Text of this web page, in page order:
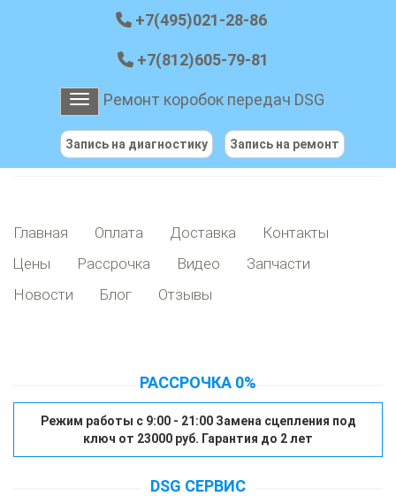
+7(495)021-28-86
+7(812)605-79-81
Toggle navigation
Ремонт коробок передач DSG
Запись на диагностику Запись на ремонт
Главная Оплата Доставка
Контакты
Цены
Рассрочка Видео
Запчасти
Новости
Блог Отзывы
РАССРОЧКА 0%
Режим работы с 9:00 - 21:00 Замена сцепления под
ключ от 23000 руб. Гарантия до 2 лет
DSG СЕРВИС